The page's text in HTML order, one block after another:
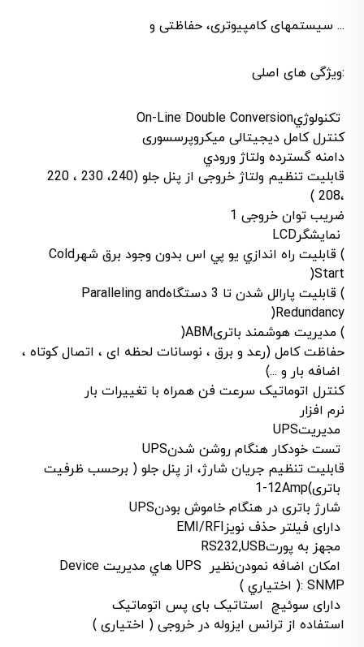
سیستمهای کامپیوتری، حفاظتی و ...
ویژگی های اصلی:
On-Line Double Conversion
کنترل کامل دیجیتالی میکروپرسسوری
دامنه گسترده ولتاژ ورودي
قابلیت تنظیم ولتاژ خروجی از پنل جلو (240، 230 ، 220
،208 )
ضریب توان خروجی 1
LCD
قابليت راه اندازي يو پي اس بدون وجود برق شهر (
Cold
Start
)
قابلیت پارالل شدن تا 3 دستگاه (
Paralleling and
Redundancy
)
مدیریت هوشمند باتری (
ABM
)
حفاظت کامل (رعد و برق ، نوسانات لحظه ای ، اتصال کوتاه ،
کنترل اتوماتیک سرعت فن همراه با تغییرات بار
نرم افزار
UPS
UPS
قابلیت تنظیم جریان شارژ، از پنل جلو ( برحسب ظرفیت
1-12Amp
UPS
EMI/RFI
RS232,USB
Device UPS
نظير
: SNMP ( اختياري )
استفاده از ترانس ایزوله در خروجی ( اختیاری )